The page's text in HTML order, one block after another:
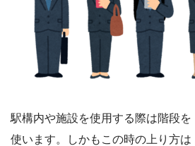
駅構内や施設を使用する際は階段を
使います。しかもこの時の上り方は